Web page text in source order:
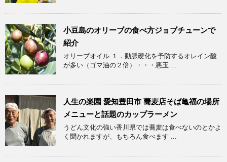
小豆島のオリーブの食べ方ジョブチューンで
紹介
オリーブオイル １．動脈硬化を予防するオレイン酸
が多い（ゴマ油の２倍）・・・悪玉 ...
人生の楽園 愛知豊田市 蕎麦店そば亀福の場所
メニューと話題のカップラーメン
うどん文化の強い香川県では蕎麦は食べないのとかよ
く聞かれますが、もちろん食べます ...